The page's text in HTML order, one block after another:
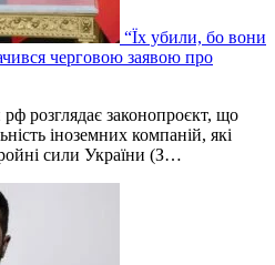
“Їх убили, бо вони
черговою заявою про
розглядає законопроєкт, що
іноземних компаній, які
сили України (З…